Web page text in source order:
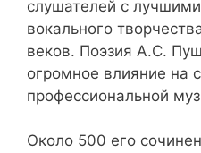
слушателей с
вокального
веков. Поэзия А.С.
огромное влияние на
профессиональной
Около 500 его